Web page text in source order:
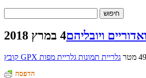
ויובליהם4 במרץ 2018
גלריית תמונות גלריית מפות
הדפסה